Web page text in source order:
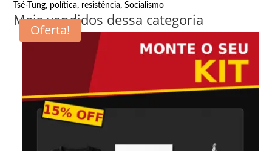
Tsé-Tung, política, resistência,Socialismo
Mais vendidos dessa categoria
Oferta!